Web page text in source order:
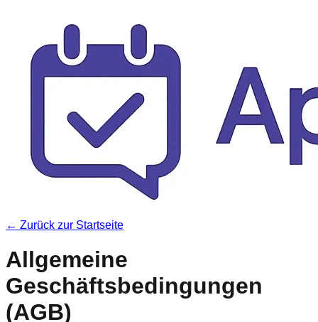
← Zurück zur Startseite
Allgemeine
Geschäftsbedingungen
(AGB)